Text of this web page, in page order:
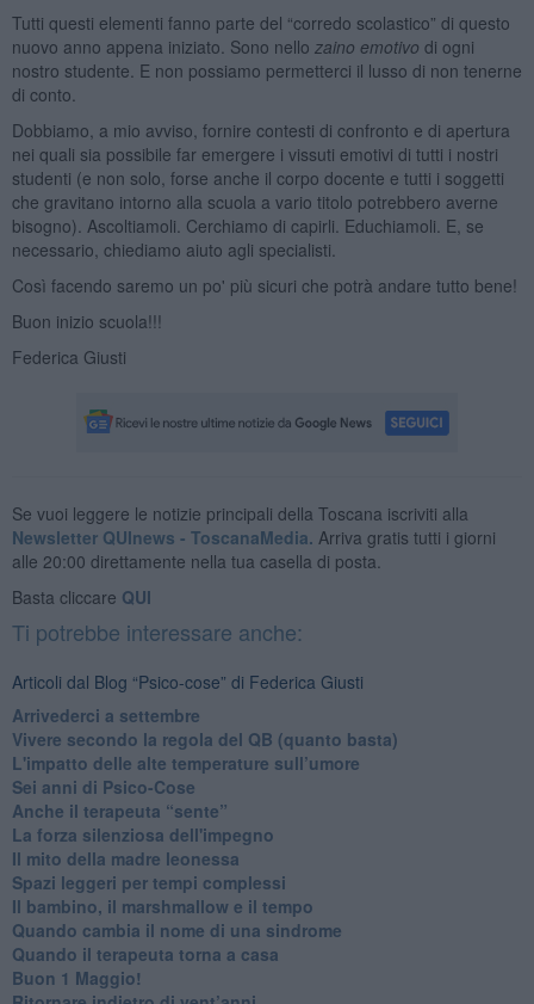
Tutti questi elementi fanno parte del “corredo scolastico” di questo
nuovo anno appena iniziato. Sono nello zaino emotivo di ogni
nostro studente. E non possiamo permetterci il lusso di non tenerne
di conto.
Dobbiamo, a mio avviso, fornire contesti di confronto e di apertura
nei quali sia possibile far emergere i vissuti emotivi di tutti i nostri
studenti (e non solo, forse anche il corpo docente e tutti i soggetti
che gravitano intorno alla scuola a vario titolo potrebbero averne
bisogno). Ascoltiamoli. Cerchiamo di capirli. Educhiamoli. E, se
necessario, chiediamo aiuto agli specialisti.
Così facendo saremo un po' più sicuri che potrà andare tutto bene!
Buon inizio scuola!!!
Federica Giusti
Se vuoi leggere le notizie principali della Toscana iscriviti alla
Newsletter QUInews - ToscanaMedia. Arriva gratis tutti i giorni
alle 20:00 direttamente nella tua casella di posta.
Basta cliccare QUI
Ti potrebbe interessare anche:
Articoli dal Blog “Psico-cose” di Federica Giusti
​Arrivederci a settembre
​Vivere secondo la regola del QB (quanto basta)
​L'impatto delle alte temperature sull’umore
Sei anni di Psico-Cose
​Anche il terapeuta “sente”
​La forza silenziosa dell'impegno
​Il mito della madre leonessa
Spazi leggeri per tempi complessi
Il bambino, il marshmallow e il tempo
​Quando cambia il nome di una sindrome
​Quando il terapeuta torna a casa
​Buon 1 Maggio!